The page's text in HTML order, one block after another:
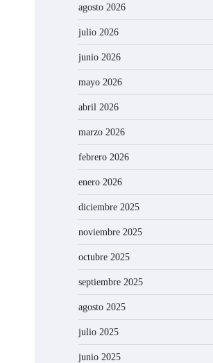
agosto 2026
julio 2026
junio 2026
mayo 2026
abril 2026
marzo 2026
febrero 2026
enero 2026
diciembre 2025
noviembre 2025
octubre 2025
septiembre 2025
agosto 2025
julio 2025
junio 2025